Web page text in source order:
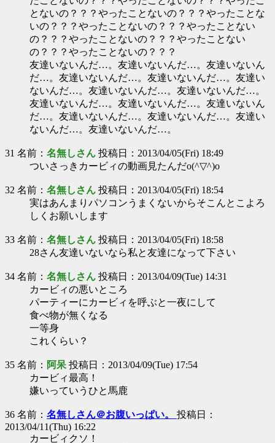
とないの？？？やったことないの？？？やったことな
いの？？？やったことないの？？？やったことない
の？？？やったことないの？？？やったことない
の？？？やったことないの？？？
友達いないんだ…。友達いないんだ…。友達いないん
だ…。友達いないんだ…。友達いないんだ…。友達い
ないんだ…。友達いないんだ…。友達いないんだ…。
友達いないんだ…。友達いないんだ…。友達いないん
だ…。友達いないんだ…。友達いないんだ…。友達い
ないんだ…。友達いないんだ…。
31 名前： 名無しさん 投稿日：2013/04/05(Fri) 18:49
ついさっきカービィの動画見たんだo(^▽^)o
32 名前： 名無しさん 投稿日：2013/04/05(Fri) 18:54
実はあんまりパソコンうまくないからそこんとこよろ
しくお願いします
33 名前： 名無しさん 投稿日：2013/04/05(Fri) 18:58
28さん友達いないなら私と友達になって下さい
34 名前： 名無しさん 投稿日：2013/04/09(Tue) 14:31
カービィの悪いところ
パーティーにカービィを呼ぶと一夜にして
食べ物が無くなる
一等身
これくらい？
35 名前： 阿呆 投稿日：2013/04/09(Tue) 17:54
カービィ最高！
嫌いっていうひと馬鹿
36 名前： 名無しさん＠お腹いっぱい。 投稿日：
2013/04/11(Thu) 16:22
カービィクソ！